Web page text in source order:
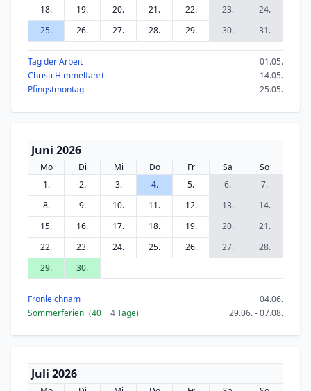
18.
19. 20. 21. 22. 23.
24.
25.
26. 27. 28. 29. 30. 31.
Tag der Arbeit
01.05.
Christi Himmelfahrt
14.05.
Pfingstmontag
25.05.
Juni 2026
Mo Di Mi Do Fr Sa
So
1.
2. 3. 4. 5. 6.
7.
8.
9. 10. 11. 12. 13.
14.
15.
16. 17. 18. 19. 20.
21.
22.
23. 24. 25. 26. 27.
28.
29.
30.
Fronleichnam
04.06.
Sommerferien (40+ 4Tage) 29.06. - 07.08.
Juli 2026